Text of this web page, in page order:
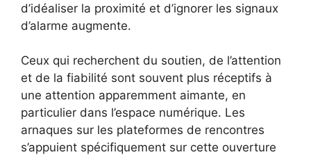
d’idéaliser la proximité et d’ignorer les signaux
d’alarme augmente.
Ceux qui recherchent du soutien, de l’attention
et de la fiabilité sont souvent plus réceptifs à
une attention apparemment aimante, en
particulier dans l’espace numérique. Les
arnaques sur les plateformes de rencontres
s’appuient spécifiquement sur cette ouverture